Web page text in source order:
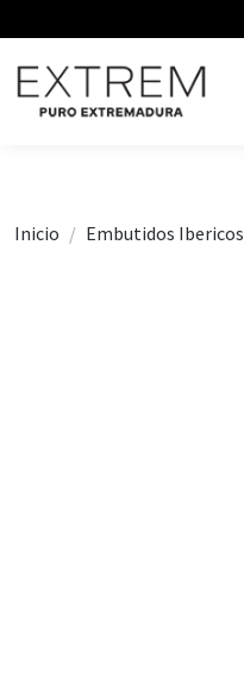
Inicio Embutidos Ibericos